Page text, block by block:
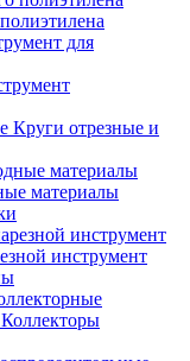
для
Круги отрезные и
материалы
инструмент
Коллекторы